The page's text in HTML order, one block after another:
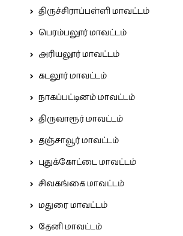
திருச்சிராப்பள்ளி மாவட்டம்
பெரம்பலூர் மாவட்டம்
அரியலூர் மாவட்டம்
கடலூர் மாவட்டம்
நாகப்பட்டினம் மாவட்டம்
திருவாரூர் மாவட்டம்
தஞ்சாவூர் மாவட்டம்
புதுக்கோட்டை மாவட்டம்
சிவகங்கை மாவட்டம்
மதுரை மாவட்டம்
தேனி மாவட்டம்